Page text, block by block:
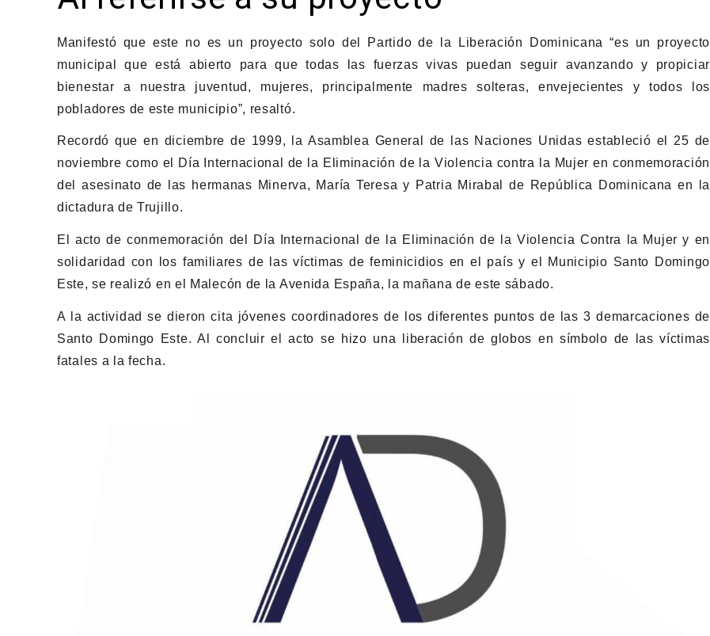
Manifestó que este no es un proyecto solo del Partido de la Liberación Dominicana “es un proyecto
municipal que está abierto para que todas las fuerzas vivas puedan seguir avanzando y propiciar
bienestar a nuestra juventud, mujeres, principalmente madres solteras, envejecientes y todos los
pobladores de este municipio”, resaltó.
Recordó que en diciembre de 1999, la Asamblea General de las Naciones Unidas estableció el 25 de
noviembre como el Día Internacional de la Eliminación de la Violencia contra la Mujer en conmemoración
del asesinato de las hermanas Minerva, María Teresa y Patria Mirabal de República Dominicana en la
dictadura de Trujillo.
El acto de conmemoración del Día Internacional de la Eliminación de la Violencia Contra la Mujer y en
solidaridad con los familiares de las víctimas de feminicidios en el país y el Municipio Santo Domingo
Este, se realizó en el Malecón de la Avenida España, la mañana de este sábado.
A la actividad se dieron cita jóvenes coordinadores de los diferentes puntos de las 3 demarcaciones de
Santo Domingo Este. Al concluir el acto se hizo una liberación de globos en símbolo de las víctimas
fatales a la fecha.